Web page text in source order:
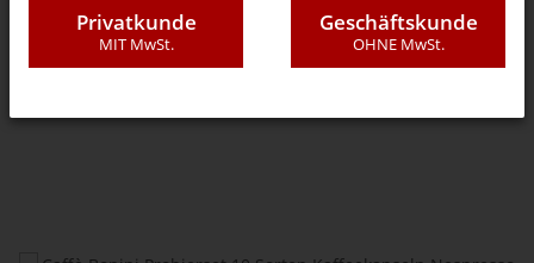
Privatkunde
MIT MwSt.
Geschäftskunde
OHNE MwSt.